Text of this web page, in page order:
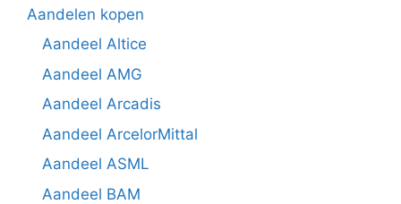
Aandelen kopen
Aandeel Altice
Aandeel AMG
Aandeel Arcadis
Aandeel ArcelorMittal
Aandeel ASML
Aandeel BAM